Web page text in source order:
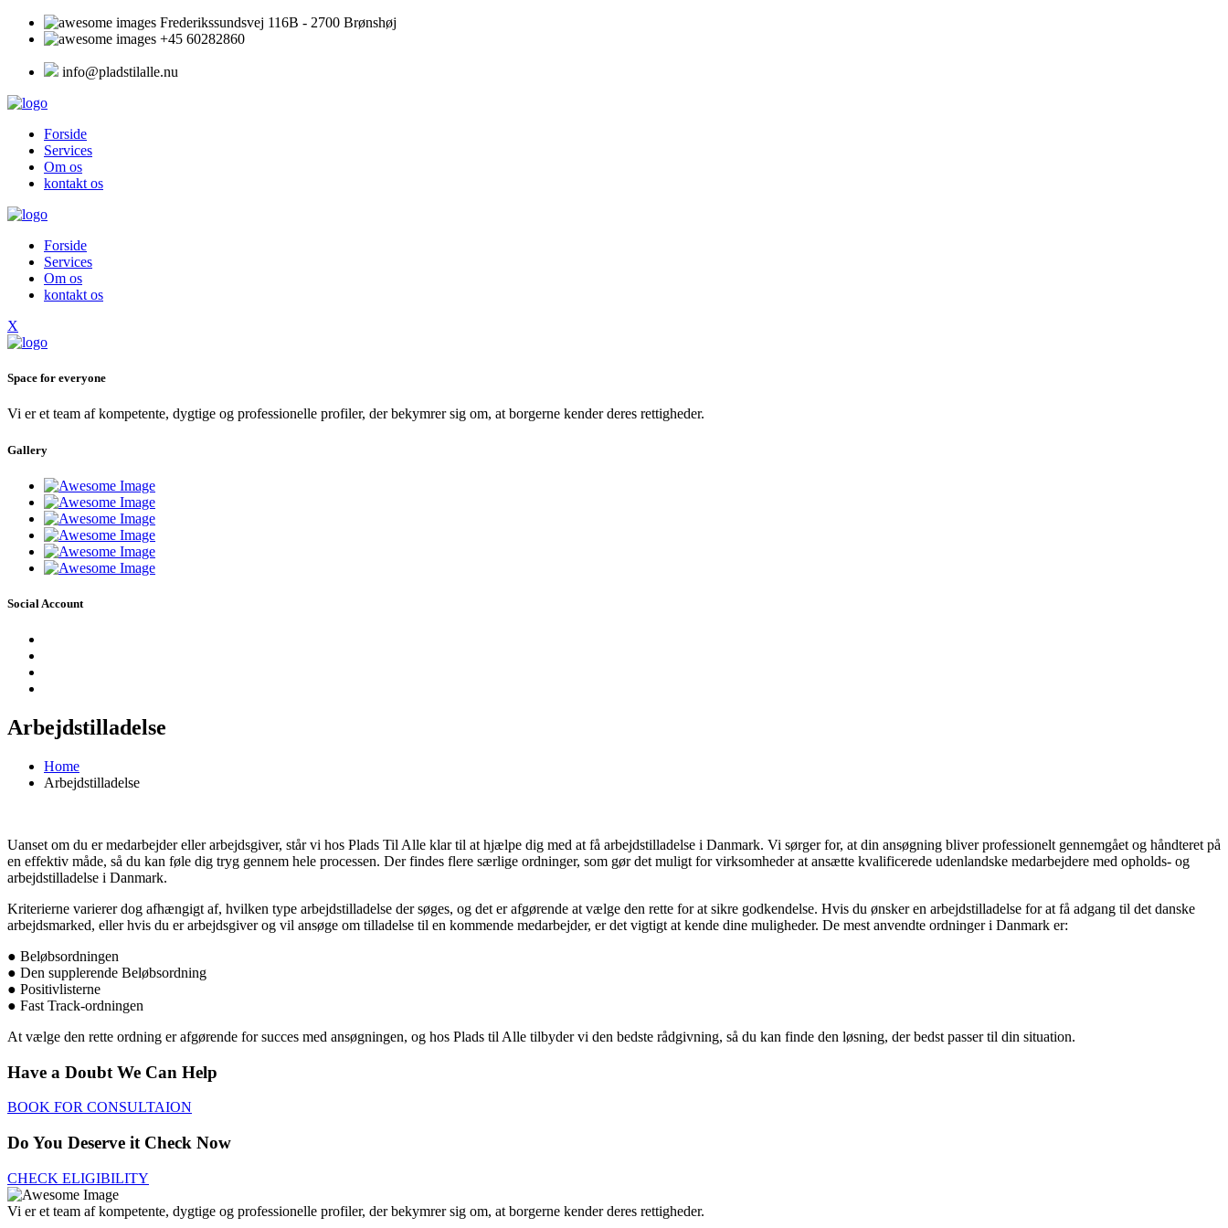
Frederikssundsvej 116B - 2700 Brønshøj
+45 60282860
info@pladstilalle.nu
Forside
Services
Om os
kontakt os
Forside
Services
Om os
kontakt os
X
Space for everyone
Vi er et team af kompetente, dygtige og professionelle profiler, der bekymrer sig om, at borgerne kender deres rettigheder.
Gallery
Social Account
Arbejdstilladelse
Home
Arbejdstilladelse
Uanset om du er medarbejder eller arbejdsgiver, står vi hos Plads Til Alle klar til at hjælpe dig med at få arbejdstilladelse i Danmark. Vi sørger for, at din ansøgning bliver professionelt gennemgået og håndteret på
en effektiv måde, så du kan føle dig tryg gennem hele processen. Der findes flere særlige ordninger, som gør det muligt for virksomheder at ansætte kvalificerede udenlandske medarbejdere med opholds- og
arbejdstilladelse i Danmark.
Kriterierne varierer dog afhængigt af, hvilken type arbejdstilladelse der søges, og det er afgørende at vælge den rette for at sikre godkendelse. Hvis du ønsker en arbejdstilladelse for at få adgang til det danske
arbejdsmarked, eller hvis du er arbejdsgiver og vil ansøge om tilladelse til en kommende medarbejder, er det vigtigt at kende dine muligheder. De mest anvendte ordninger i Danmark er:
● Beløbsordningen
● Den supplerende Beløbsordning
● Positivlisterne
● Fast Track-ordningen
At vælge den rette ordning er afgørende for succes med ansøgningen, og hos Plads til Alle tilbyder vi den bedste rådgivning, så du kan finde den løsning, der bedst passer til din situation.
Have a Doubt We Can Help
BOOK FOR CONSULTAION
Do You Deserve it Check Now
CHECK ELIGIBILITY
Vi er et team af kompetente, dygtige og professionelle profiler, der bekymrer sig om, at borgerne kender deres rettigheder.